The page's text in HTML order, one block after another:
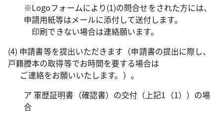
※Logoフォームにより(1)の問合せをされた方には、
申請用紙等はメールに添付して送付します。
印刷できない場合は連絡願います。
(4) 申請書等を提出いただきます（申請書の提出に際し、
戸籍謄本の取得等でお時間を要する場合は
ご連絡をお願いいたします。）。
ア 軍歴証明書（確認書）の交付（上記1（1））の場
合